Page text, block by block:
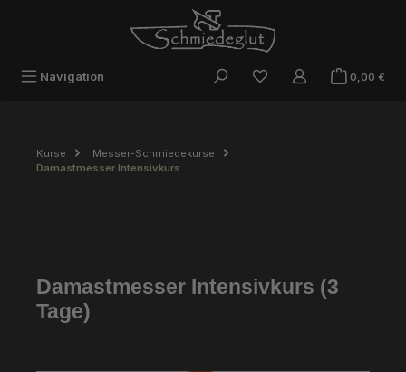
Navigation 0,00 €
Kurse
Messer-Schmiedekurse
Damastmesser Intensivkurs
Damastmesser Intensivkurs (3
Tage)